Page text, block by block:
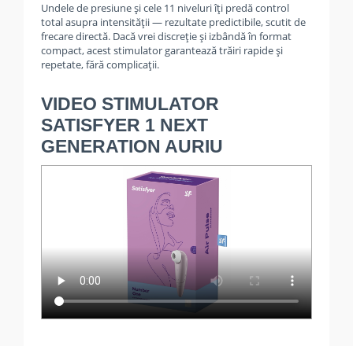
Undele de presiune și cele 11 niveluri îți predă control
total asupra intensității — rezultate predictibile, scutit de
frecare directă. Dacă vrei discreție și izbândă în format
compact, acest stimulator garantează trăiri rapide și
repetate, fără complicații.
VIDEO STIMULATOR
SATISFYER 1 NEXT
GENERATION AURIU